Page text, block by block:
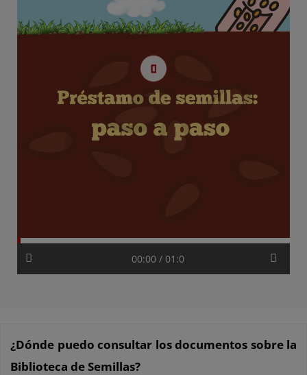
00:00 / 01:0
¿Dónde puedo consultar los documentos sobre la
Biblioteca de Semillas?